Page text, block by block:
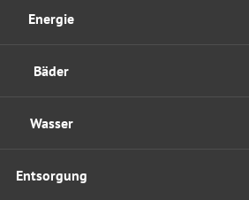
Energie
Wasser
Bäder
Entsorgung